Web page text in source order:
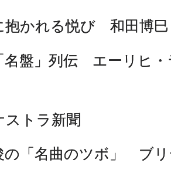
かれる悦び 和田博巳
盤」列伝 エーリヒ
トラ新聞
「名曲のツボ」 ブリ